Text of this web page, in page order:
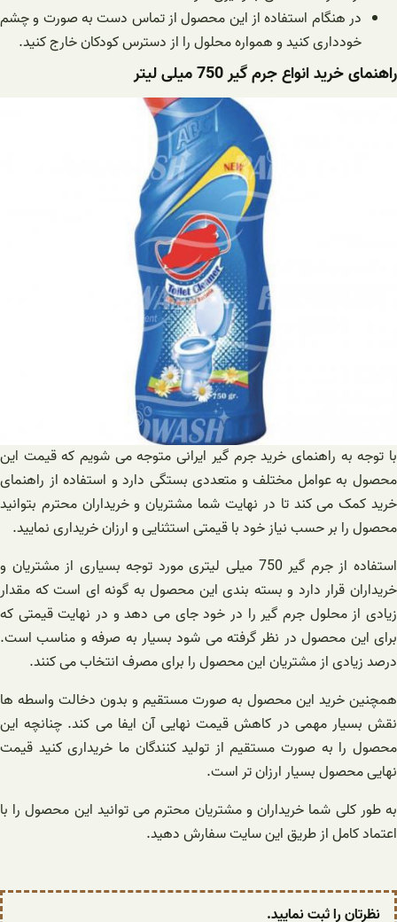
در هنگام استفاده از این محصول از تماس دست به صورت و چشم
خودداری کنید و همواره محلول را از دسترس کودکان خارج کنید.
راهنمای خرید انواع جرم گیر 750 میلی لیتر
با توجه به راهنمای خرید جرم گیر ایرانی متوجه می ‌شویم که قیمت این
محصول به عوامل مختلف و متعددی بستگی دارد و استفاده از راهنمای
خرید کمک می کند تا در نهایت شما مشتریان و خریداران محترم بتوانید
محصول را بر حسب نیاز خود با قیمتی استثنایی و ارزان خریداری نمایید.
استفاده از جرم گیر 750 میلی ‌لیتری مورد توجه بسیاری از مشتریان و
خریداران قرار دارد و بسته بندی این محصول به گونه ای است که مقدار
زیادی از محلول جرم گیر را در خود جای می ‌دهد و در نهایت قیمتی که
برای این محصول در نظر گرفته می‌ شود بسیار به صرفه و مناسب است.
درصد زیادی از مشتریان این محصول را برای مصرف انتخاب می ‌کنند.
همچنین خرید این محصول به صورت مستقیم و بدون دخالت واسطه ها
نقش بسیار مهمی در کاهش قیمت نهایی آن ایفا می کند. چنانچه این
محصول را به صورت مستقیم از تولید کنندگان ما خریداری کنید قیمت
نهایی محصول بسیار ارزان‌ تر است.
به طور کلی شما خریداران و مشتریان محترم می توانید این محصول را با
اعتماد کامل از طریق این سایت سفارش دهید.
نظرتان را ثبت نمایید.